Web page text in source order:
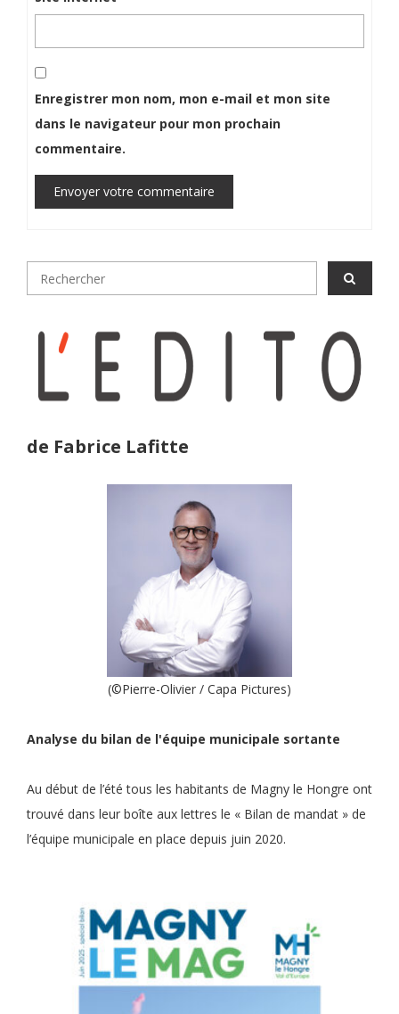
Enregistrer mon nom, mon e-mail et mon site
dans le navigateur pour mon prochain
commentaire.
Envoyer votre commentaire
de Fabrice Lafitte
(©Pierre-Olivier / Capa Pictures)
Analyse du bilan de l'équipe municipale sortante
Au début de l’été tous les habitants de Magny le Hongre ont
trouvé dans leur boîte aux lettres le « Bilan de mandat » de
l’équipe municipale en place depuis juin 2020.